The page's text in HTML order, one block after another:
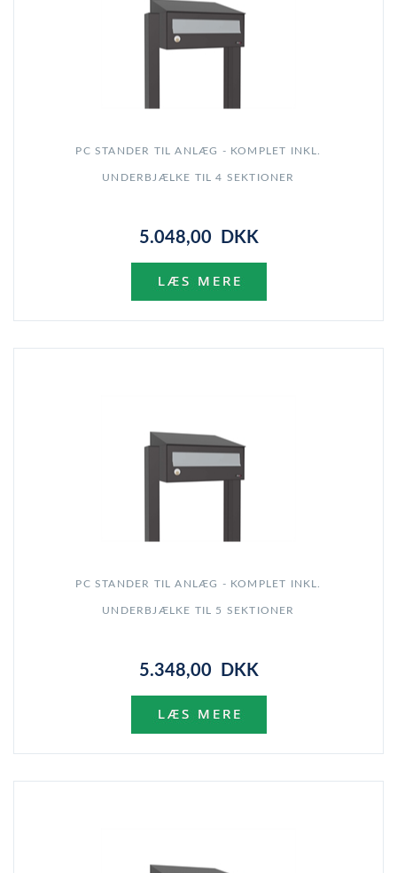
PC STANDER TIL ANLÆG - KOMPLET INKL.
UNDERBJÆLKE TIL 4 SEKTIONER
5.048,00 DKK
PC STANDER TIL ANLÆG - KOMPLET INKL.
UNDERBJÆLKE TIL 5 SEKTIONER
5.348,00 DKK